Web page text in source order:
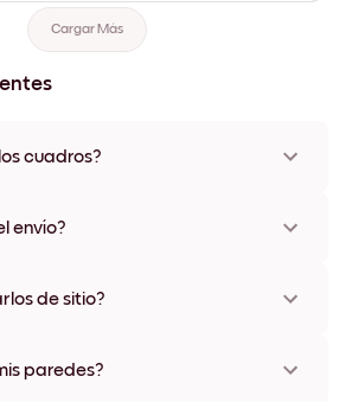
Cargar Más
cuadros?
colores de marco, incluidas opciones sin
envío?
países. Te enviaremos un número de
de sitio?
paredes?